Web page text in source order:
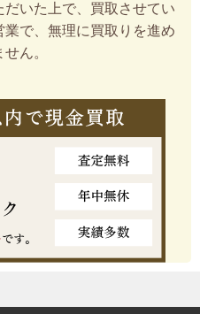
いた上で、買取させてい
で、無理に買取りを進め
ん。